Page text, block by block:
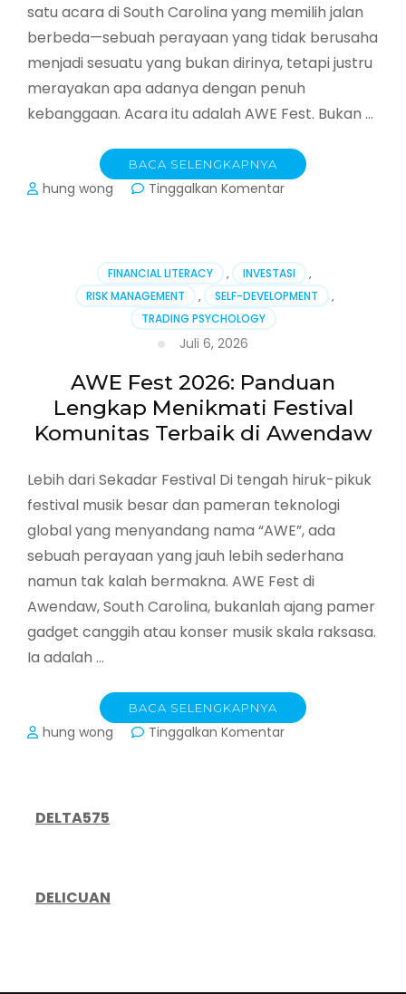
satu acara di South Carolina yang memilih jalan
berbeda—sebuah perayaan yang tidak berusaha
menjadi sesuatu yang bukan dirinya, tetapi justru
merayakan apa adanya dengan penuh
kebanggaan. Acara itu adalah AWE Fest. Bukan …
BACA SELENGKAPNYA
hung wong Tinggalkan Komentarpada
Ketika
Sebuah
Kota
Carolina
Merayakan
Kebanggaan
Lokal
Skala
FINANCIAL LITERACY , INVESTASI
,
RISK MANAGEMENT
, SELF-DEVELOPMENT
,
TRADING PSYCHOLOGY
Juli 6, 2026
AWE Fest 2026: Panduan
Lengkap Menikmati Festival
Komunitas Terbaik di Awendaw
Lebih dari Sekadar Festival Di tengah hiruk-pikuk
festival musik besar dan pameran teknologi
global yang menyandang nama “AWE”, ada
sebuah perayaan yang jauh lebih sederhana
namun tak kalah bermakna. AWE Fest di
Awendaw, South Carolina, bukanlah ajang pamer
gadget canggih atau konser musik skala raksasa.
Ia adalah …
BACA SELENGKAPNYA
hung wong Tinggalkan Komentarpada
DELTA575
DELICUAN